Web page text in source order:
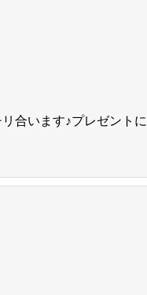
合います♪プレゼント